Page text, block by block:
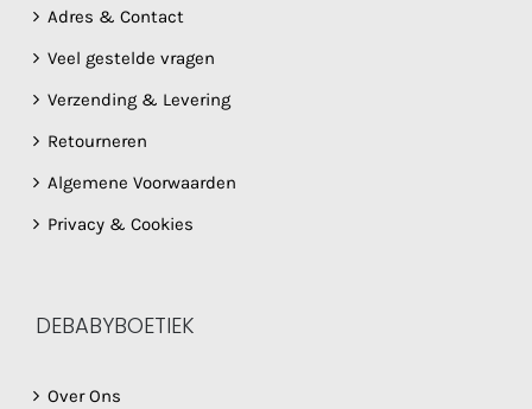
Adres & Contact
Veel gestelde vragen
Verzending & Levering
Retourneren
Algemene Voorwaarden
Privacy & Cookies
DEBABYBOETIEK
Over Ons